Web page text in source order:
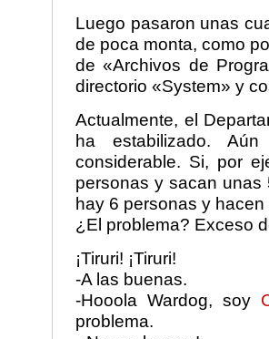
Luego pasaron unas
de poca monta, como
de «Archivos de
directorio «System» y
Actualmente, el
ha estabilizado.
considerable. Si, por
personas y sacan unas
hay 6 personas y
¿El problema? Exceso
¡Tiruri! ¡Tiruri!
-A las buenas.
-Hooola Wardog, soy
problema.